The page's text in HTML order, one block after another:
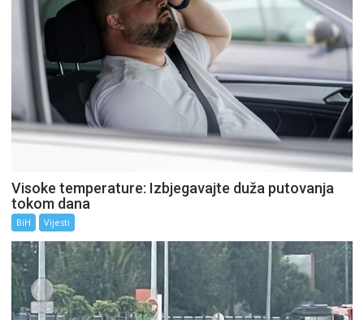
Visoke temperature: Izbjegavajte duža putovanja
tokom dana
BiH Vijesti